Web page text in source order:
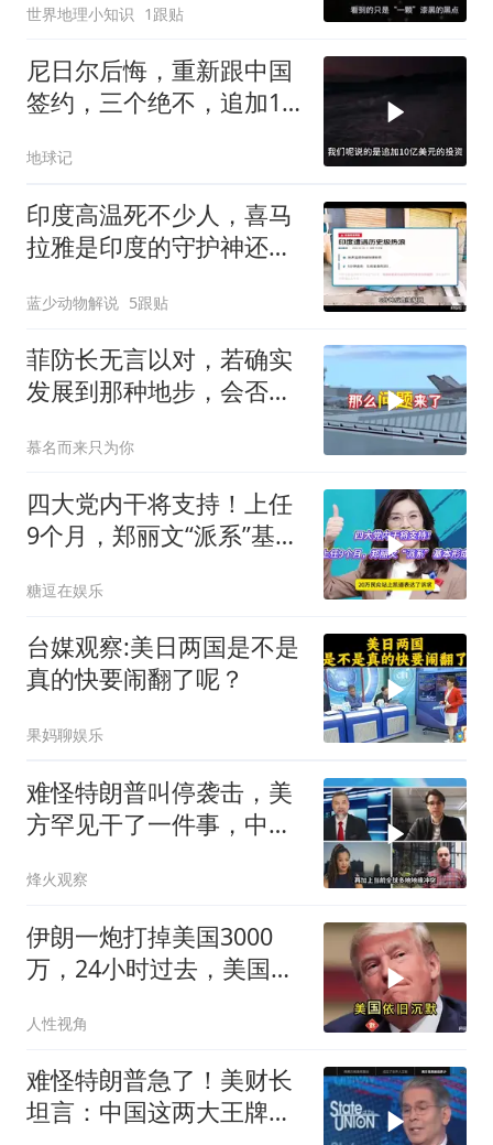
世界地理小知识 1跟贴
尼日尔后悔，重新跟中国
签约，三个绝不，追加10
地球记
印度高温死不少人，喜马
拉雅是印度的守护神还是
蓝少动物解说 5跟贴
菲防长无言以对，若确实
发展到那种地步，会否上
慕名而来只为你
四大党内干将支持！上任
9个月，郑丽文“派系”基本
糖逗在娱乐
台媒观察:美日两国是不是
真的快要闹翻了呢？
果妈聊娱乐
难怪特朗普叫停袭击，美
方罕见干了一件事，中方
烽火观察
伊朗一炮打掉美国3000
万，24小时过去，美国依
人性视角
难怪特朗普急了！美财长
坦言：中国这两大王牌，